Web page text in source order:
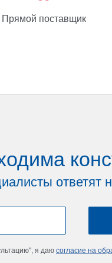
Прямой поставщик
ответят
я даю согласие на